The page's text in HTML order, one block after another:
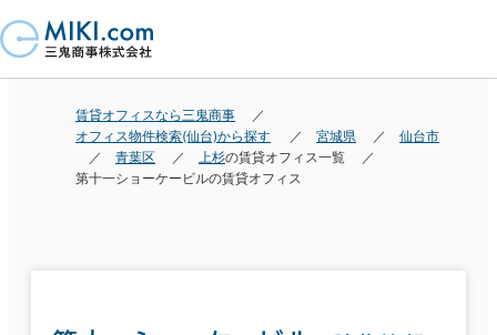
賃貸オフィスなら三鬼商事
オフィス物件検索(仙台)から探す
宮城県
仙台市
青葉区
上杉の賃貸オフィス一覧
第十一ショーケービルの賃貸オフィス